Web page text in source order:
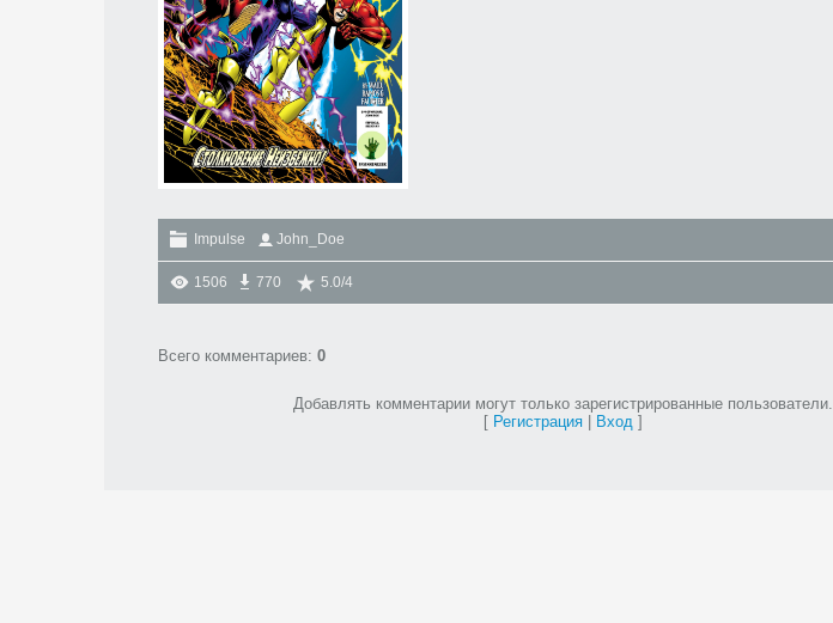
Impulse John_Doe
1506 770 5.0/4
Всего комментариев: 0
Добавлять комментарии могут только зарегистрированные пользователи.
[ Регистрация| Вход]